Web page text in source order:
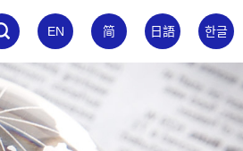
EN 简 日語 한글